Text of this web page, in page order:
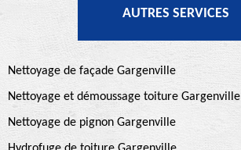
AUTRES SERVICES
Nettoyage de façade Gargenville
Nettoyage et démoussage toiture Gargenville
Nettoyage de pignon Gargenville